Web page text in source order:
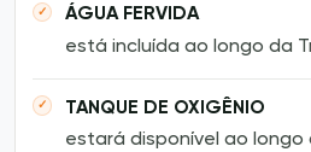
ÁGUA FERVIDA
está incluída ao longo da
TANQUE DE OXIGÊNIO
estará disponível ao longo